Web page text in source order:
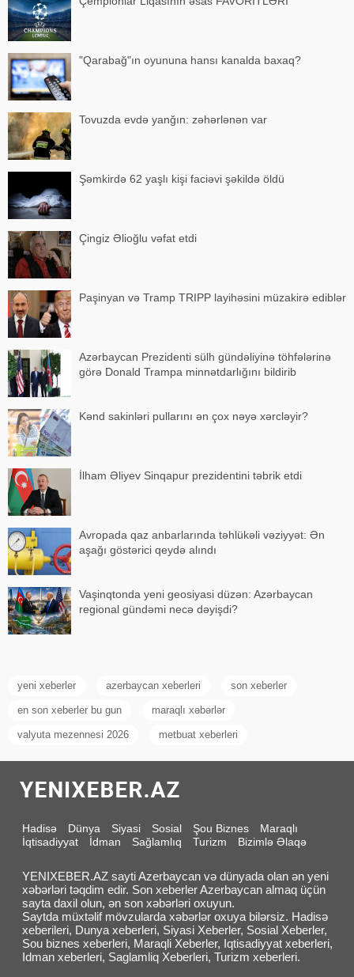
"Qarabağ"ın oyununa hansı kanalda baxaq?
Tovuzda evdə yanğın: zəhərlənən var
Şəmkirdə 62 yaşlı kişi faciəvi şəkildə öldü
Çingiz Əlioğlu vəfat etdi
Paşinyan və Tramp TRIPP layihəsini müzakirə ediblər
Azərbaycan Prezidenti sülh gündəliyinə töhfələrinə
görə Donald Trampa minnətdarlığını bildirib
Kənd sakinləri pullarını ən çox nəyə xərcləyir?
İlham Əliyev Sinqapur prezidentini təbrik etdi
Avropada qaz anbarlarında təhlükəli vəziyyət: Ən
aşağı göstərici qeydə alındı
Vaşinqtonda yeni geosiyasi düzən: Azərbaycan
regional gündəmi necə dəyişdi?
yeni xeberler azerbaycan xeberleri son xeberler
en son xeberler bu gun maraqlı xəbərlər
valyuta mezennesi 2026 metbuat xeberleri
Hadisə Dünya Siyasi Sosial Şou Biznes
Maraqlı
İqtisadiyyat
İdman Sağlamlıq Turizm Bizimlə Əlaqə
YENIXEBER.AZ sayti Azerbaycan və dünyada olan ən yeni
xəbərləri təqdim edir. Son xeberler Azerbaycan almaq üçün
sayta daxil olun, ən son xəbərləri oxuyun.
Saytda müxtəlif mövzularda xəbərlər oxuya bilərsiz. Hadisə
xeberileri, Dunya xeberleri, Siyasi Xeberler, Sosial Xeberler,
Sou biznes xeberleri, Maraqli Xeberler, Iqtisadiyyat xeberleri,
Idman xeberleri, Saglamliq Xeberleri, Turizm xeberleri.